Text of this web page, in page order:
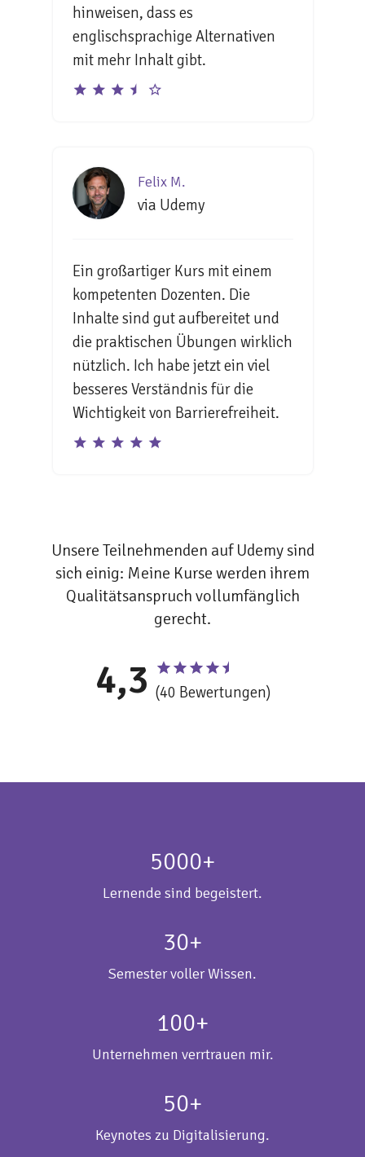
hinweisen, dass es
englischsprachige Alternativen
mit mehr Inhalt gibt.
Felix M.
via Udemy
Ein großartiger Kurs mit einem
kompetenten Dozenten. Die
Inhalte sind gut aufbereitet und
die praktischen Übungen wirklich
nützlich. Ich habe jetzt ein viel
besseres Verständnis für die
Wichtigkeit von Barrierefreiheit.
Unsere Teilnehmenden auf Udemy sind
sich einig: Meine Kurse werden ihrem
Qualitätsanspruch vollumfänglich
gerecht.
4,3 (40 Bewertungen)
Erfahrungsberichte
5000+
Lernende sind begeistert.
30+
Semester voller Wissen.
100+
Unternehmen verrtrauen mir.
50+
Keynotes zu Digitalisierung.